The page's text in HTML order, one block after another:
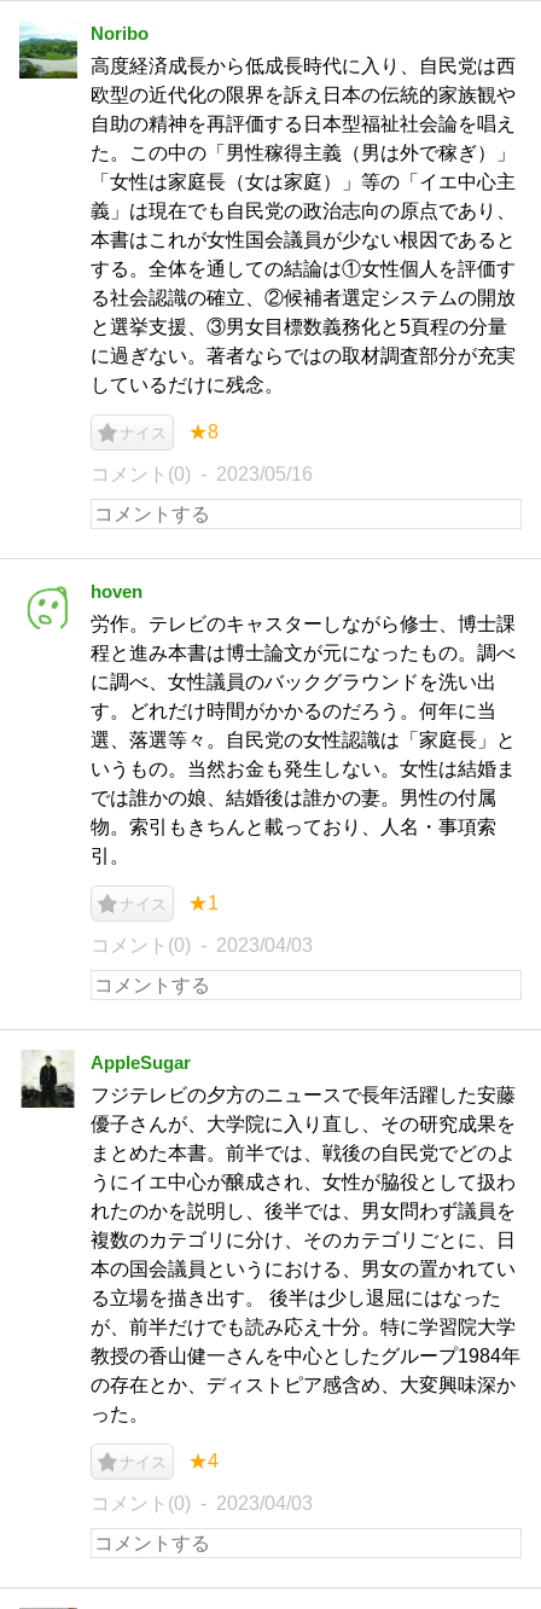
Noribo
高度経済成長から低成長時代に入り、自民党は西
欧型の近代化の限界を訴え日本の伝統的家族観や
自助の精神を再評価する日本型福祉社会論を唱え
た。この中の「男性稼得主義（男は外で稼ぎ）」
「女性は家庭長（女は家庭）」等の「イエ中心主
義」は現在でも自民党の政治志向の原点であり、
本書はこれが女性国会議員が少ない根因であると
する。全体を通しての結論は①女性個人を評価す
る社会認識の確立、②候補者選定システムの開放
と選挙支援、③男女目標数義務化と5頁程の分量
に過ぎない。著者ならではの取材調査部分が充実
しているだけに残念。
ナイス ★8
コメント(0) 2023/05/16
hoven
労作。テレビのキャスターしながら修士、博士課
程と進み本書は博士論文が元になったもの。調べ
に調べ、女性議員のバックグラウンドを洗い出
す。どれだけ時間がかかるのだろう。何年に当
選、落選等々。自民党の女性認識は「家庭長」と
いうもの。当然お金も発生しない。女性は結婚ま
では誰かの娘、結婚後は誰かの妻。男性の付属
物。索引もきちんと載っており、人名・事項索
引。
ナイス ★1
コメント(0) 2023/04/03
AppleSugar
フジテレビの夕方のニュースで長年活躍した安藤
優子さんが、大学院に入り直し、その研究成果を
まとめた本書。前半では、戦後の自民党でどのよ
うにイエ中心が醸成され、女性が脇役として扱わ
れたのかを説明し、後半では、男女問わず議員を
複数のカテゴリに分け、そのカテゴリごとに、日
本の国会議員というにおける、男女の置かれてい
る立場を描き出す。 後半は少し退屈にはなった
が、前半だけでも読み応え十分。特に学習院大学
教授の香山健一さんを中心としたグループ1984年
の存在とか、ディストピア感含め、大変興味深か
った。
ナイス ★4
コメント(0) 2023/04/03